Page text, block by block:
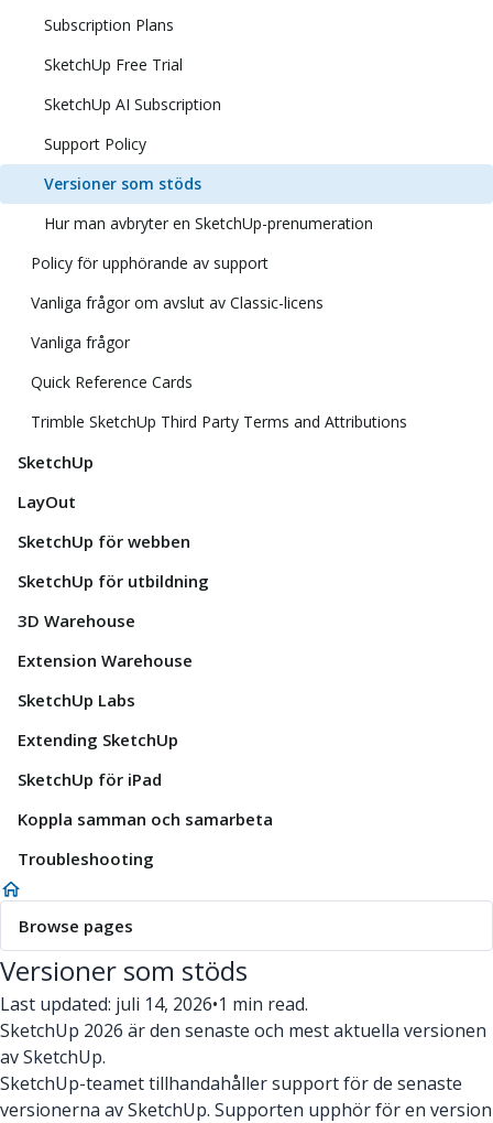
Subscription Plans
SketchUp Free Trial
SketchUp AI Subscription
Support Policy
Versioner som stöds
Hur man avbryter en SketchUp-prenumeration
Policy för upphörande av support
Vanliga frågor om avslut av Classic-licens
Vanliga frågor
Quick Reference Cards
Trimble SketchUp Third Party Terms and Attributions
SketchUp
LayOut
SketchUp för webben
SketchUp för utbildning
3D Warehouse
Extension Warehouse
SketchUp Labs
Extending SketchUp
SketchUp för iPad
Koppla samman och samarbeta
Troubleshooting
Browse pages
Versioner som stöds
Last updated: juli 14, 2026•1 min read.
SketchUp 2026 är den senaste och mest aktuella versionen
av SketchUp.
SketchUp-teamet tillhandahåller support för de senaste
versionerna av SketchUp. Supporten upphör för en version